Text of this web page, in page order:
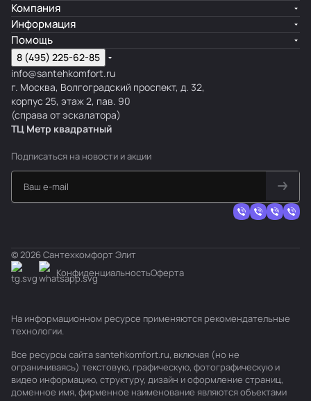
Компания
Информация
Помощь
8 (495) 225-62-85
info@santehkomfort.ru
г. Москва, Волгоградский проспект, д. 32,
корпус 25, этаж 2, пав. 90
(справа от эскалатора)
ТЦ Метр квадратный
Подписаться на новости и акции
© 2026 Сантехкомфорт Элит
КонфиденциальностьОферта
На информационном ресурсе применяются рекомендательные
технологии.
Все ресурсы сайта santehkomfort.ru, включая (но не
ограничиваясь) текстовую, графическую, фотографическую и
видео информацию, структуру, дизайн и оформление страниц,
доменное имя, фирменное наименование являются объектами